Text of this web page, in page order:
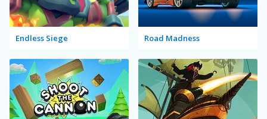
Endless Siege Road Madness